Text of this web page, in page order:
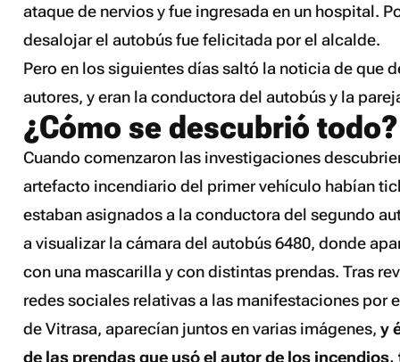
ataque de nervios y fue ingresada en un hospital.
desalojar el autobús fue felicitada por el alcalde.
Pero en los siguientes días saltó la noticia de que
autores, y eran la conductora del autobús y la
¿Cómo se descubrió todo?
Cuando comenzaron las investigaciones
artefacto incendiario del primer vehículo habían
estaban asignados a la conductora del segundo
a visualizar la cámara del autobús 6480, donde
con una mascarilla y con distintas prendas. Tras
redes sociales relativas a las manifestaciones por
de Vitrasa, aparecían juntos en varias imágenes,y
de las prendas que usó el autor de los